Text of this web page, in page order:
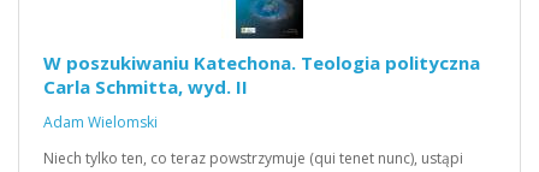
W poszukiwaniu Katechona. Teologia polityczna
Carla Schmitta, wyd. II
Adam Wielomski
Niech tylko ten, co teraz powstrzymuje (qui tenet nunc), ustąpi